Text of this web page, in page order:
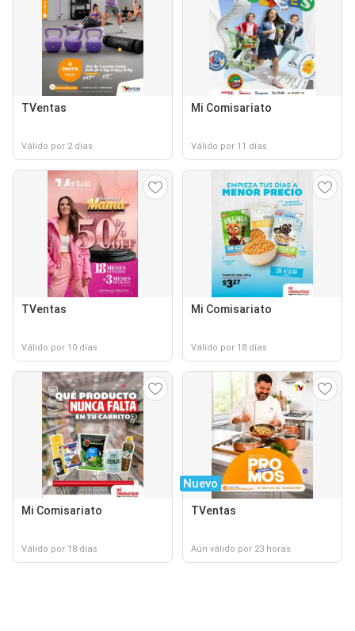
TVentas
Válido por 2 días
Mi Comisariato
Válido por 11 días
TVentas
Válido por 10 días
Mi Comisariato
Válido por 18 días
Mi Comisariato
Válido por 18 días
Nuevo
TVentas
Aún válido por 23 horas